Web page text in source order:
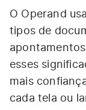
O Operand
tipos de
esses
mais
cada tela ou